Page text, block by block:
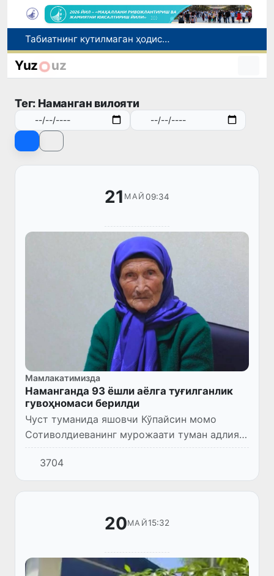
Олимлар Қуёш юзасининг энг аниқ тасвирларини эълон қилишди
Инсультга чалинган ҳамюртимиз бош консулхона кўмагида Олмаотадан юртимизга қайтарилди
Табиатнинг кутилмаган ҳодисаси: Янги Зеландияга қалин қор ёғди
Yuz uz
Тег: Наманган вилояти
21 МАЙ 09:34
Мамлакатимизда
Наманганда 93 ёшли аёлга туғилганлик
гувоҳномаси берилди
Чуст туманида яшовчи Кўпайсин момо
Сотиволдиеванинг мурожаати туман адлия
бўлими томонидан ўрганилди.
3704
20МАЙ15:32